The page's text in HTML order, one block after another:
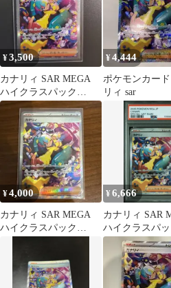
¥3,500
カナリィ SAR MEGA
ハイクラスパック
MEGAドリームex
248/1…
¥4,444
ポケモンカー
リィ sar
¥4,000
カナリィ SAR MEGA
ハイクラスパック
¥6,666
カナリィ SAR
ハイクラスパッ
MEGAドリーム
24…